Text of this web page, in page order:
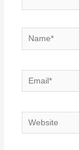
Name*
Email*
Website